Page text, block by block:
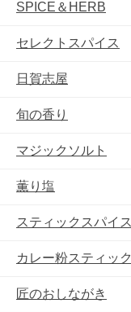
SPICE＆HERB
セレクトスパイス
日賀志屋
旬の香り
マジックソルト
薫り塩
スティックスパイス
カレー粉スティック
匠のおしながき